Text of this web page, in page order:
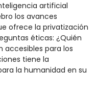
artificial
los avances
ofrece la privatización
éticas: ¿Quién
accesibles para los
tiene la
la humanidad en su